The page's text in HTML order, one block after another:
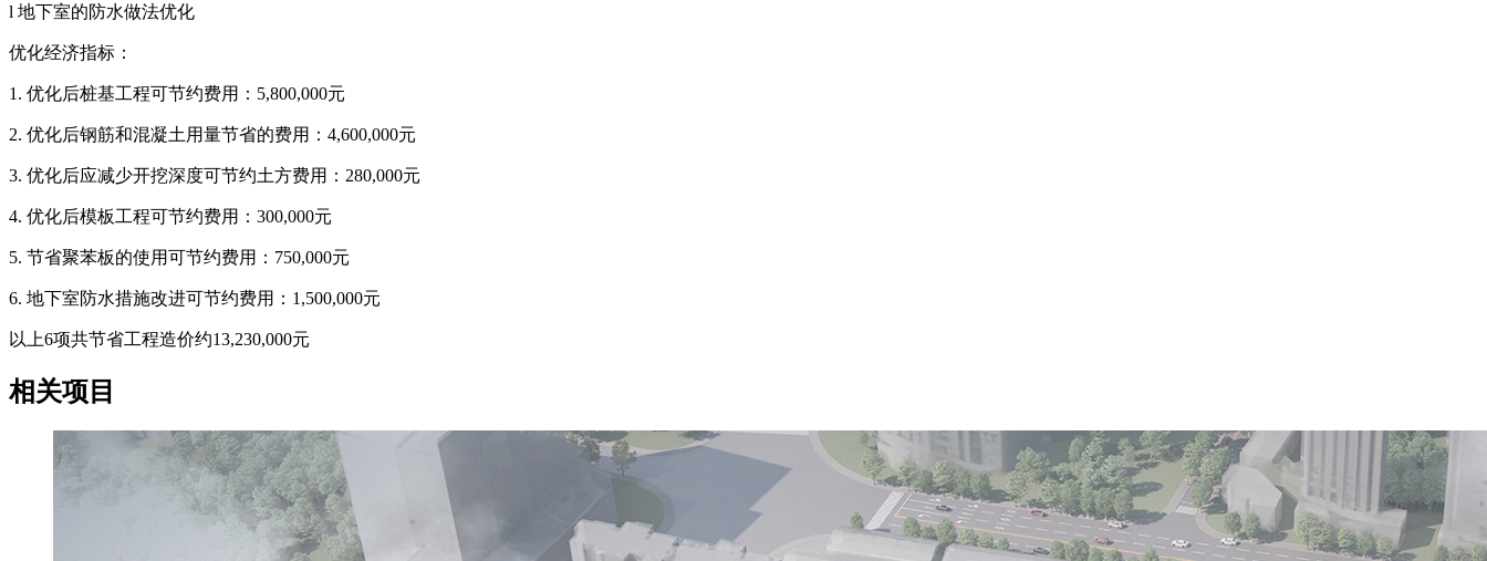
l 地下室的防水做法优化
优化经济指标：
1. 优化后桩基工程可节约费用：5,800,000元
2. 优化后钢筋和混凝土用量节省的费用：4,600,000元
3. 优化后应减少开挖深度可节约土方费用：280,000元
4. 优化后模板工程可节约费用：300,000元
5. 节省聚苯板的使用可节约费用：750,000元
6. 地下室防水措施改进可节约费用：1,500,000元
以上6项共节省工程造价约13,230,000元
相关项目